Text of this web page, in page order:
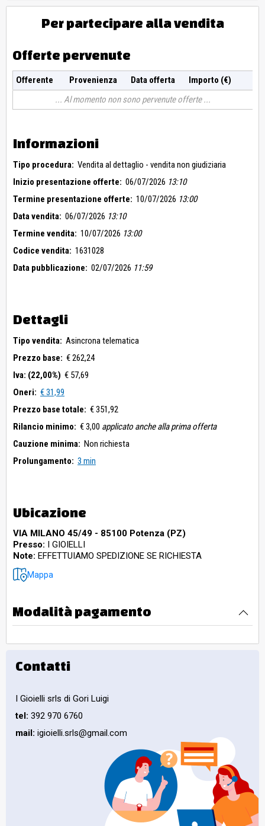
Per partecipare alla vendita
Offerte pervenute
Offerente Provenienza Data offerta
Importo (€)
Al momento non sono pervenute offerte
Informazioni
Tipo procedura: Vendita al dettaglio - vendita non giudiziaria
Inizio presentazione offerte: 06/07/2026 13:10
Termine presentazione offerte: 10/07/2026 13:00
Data vendita: 06/07/2026 13:10
Termine vendita: 10/07/2026 13:00
Codice vendita: 1631028
Data pubblicazione: 02/07/2026 11:59
Dettagli
Tipo vendita: Asincrona telematica
Prezzo base: € 262,24
Iva: (22,00%) € 57,69
Oneri: € 31,99
Prezzo base totale: € 351,92
Rilancio minimo: € 3,00 applicato anche alla prima offerta
Cauzione minima: Non richiesta
Prolungamento: 3 min
Ubicazione
VIA MILANO 45/49 - 85100 Potenza (PZ)
Presso: I GIOIELLI
Note: EFFETTUIAMO SPEDIZIONE SE RICHIESTA
Mappa
Modalità pagamento
Contatti
I Gioielli srls di Gori Luigi
tel: 392 970 6760
mail: igioielli.srls@gmail.com